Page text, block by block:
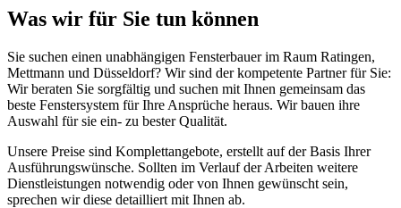
Was wir für Sie tun können
Sie suchen einen unabhängigen Fensterbauer im Raum Ratingen,
Mettmann und Düsseldorf? Wir sind der kompetente Partner für Sie:
Wir beraten Sie sorgfältig und suchen mit Ihnen gemeinsam das
beste Fenstersystem für Ihre Ansprüche heraus. Wir bauen ihre
Auswahl für sie ein- zu bester Qualität.
Unsere Preise sind Komplettangebote, erstellt auf der Basis Ihrer
Ausführungswünsche. Sollten im Verlauf der Arbeiten weitere
Dienstleistungen notwendig oder von Ihnen gewünscht sein,
sprechen wir diese detailliert mit Ihnen ab.